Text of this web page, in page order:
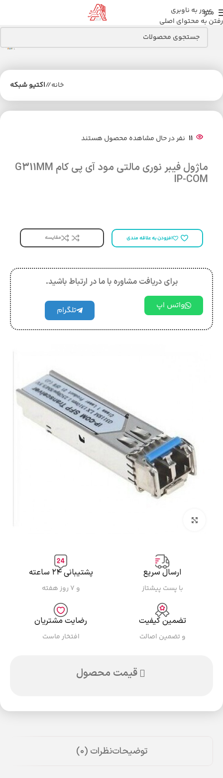
عبور به ناوبری
رفتن به محتوای اصلی
منو
خانه/ اکتیو شبکه
11 نفر در حال مشاهده محصول هستند
ماژول فیبر نوری مالتی مود آی پی کام G311MM
IP-COM
افزودن به علاقه مندی مقایسه
برای دریافت مشاوره با ما در ارتباط باشید.
واتس اپ تلگرام
ارسال سریع
با پست پیشتاز
پشتیبانی ۲۴ ساعته
و ۷ روز هفته
تضمین کیفیت
و تضمین اصالت
رضایت مشتریان
افتخار ماست
قیمت محصول
توضیحاتنظرات (0)